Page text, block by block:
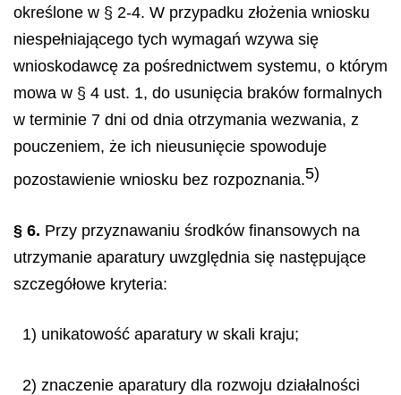
określone w § 2-4. W przypadku złożenia wniosku
niespełniającego tych wymagań wzywa się
wnioskodawcę za pośrednictwem systemu, o którym
mowa w § 4 ust. 1, do usunięcia braków formalnych
w terminie 7 dni od dnia otrzymania wezwania, z
pouczeniem, że ich nieusunięcie spowoduje
pozostawienie wniosku bez rozpoznania.5)
§ 6. Przy przyznawaniu środków finansowych na
utrzymanie aparatury uwzględnia się następujące
szczegółowe kryteria:
1) unikatowość aparatury w skali kraju;
2) znaczenie aparatury dla rozwoju działalności